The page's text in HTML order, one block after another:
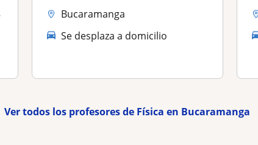
Bucaramanga
Se desplaza a domicilio
Ver todos los profesores de Física en Bucaramanga